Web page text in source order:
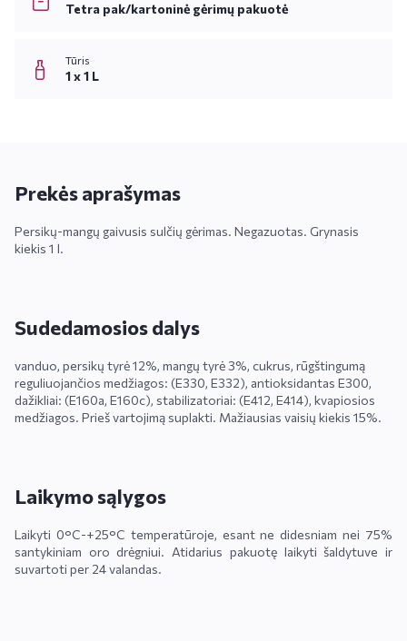
Tetra pak/kartoninė gėrimų pakuotė
Tūris
1 x 1 L
Prekės aprašymas
Persikų-mangų gaivusis sulčių gėrimas. Negazuotas. Grynasis
kiekis 1 l.
Sudedamosios dalys
vanduo, persikų tyrė 12%, mangų tyrė 3%, cukrus, rūgštingumą
reguliuojančios medžiagos: (E330, E332), antioksidantas E300,
dažikliai: (E160a, E160c), stabilizatoriai: (E412, E414), kvapiosios
medžiagos. Prieš vartojimą suplakti. Mažiausias vaisių kiekis 15%.
Laikymo sąlygos
Laikyti 0°C-+25°C temperatūroje, esant ne didesniam nei 75%
santykiniam oro drėgniui. Atidarius pakuotę laikyti šaldytuve ir
suvartoti per 24 valandas.